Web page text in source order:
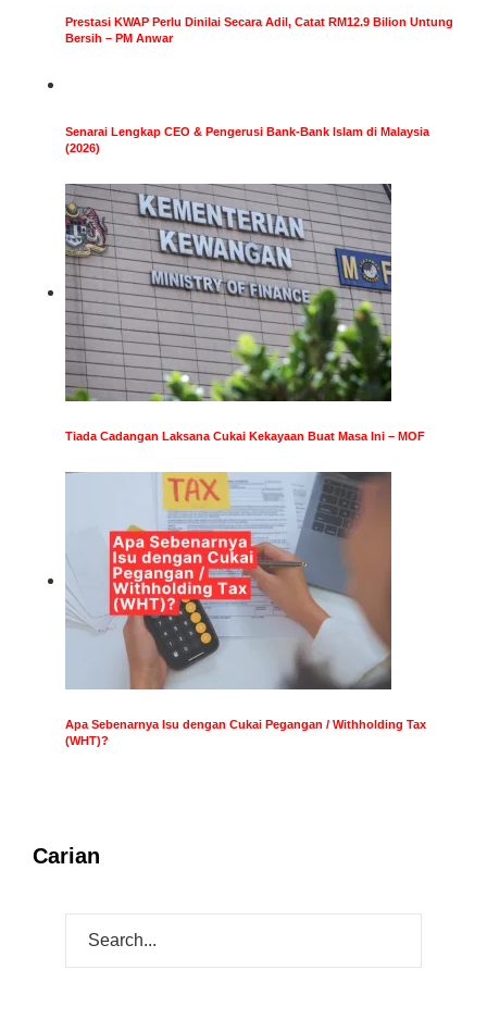
Prestasi KWAP Perlu Dinilai Secara Adil, Catat RM12.9 Bilion Untung
Bersih – PM Anwar
Senarai Lengkap CEO & Pengerusi Bank-Bank Islam di Malaysia
(2026)
Tiada Cadangan Laksana Cukai Kekayaan Buat Masa Ini – MOF
Apa Sebenarnya Isu dengan Cukai Pegangan / Withholding Tax
(WHT)?
Carian